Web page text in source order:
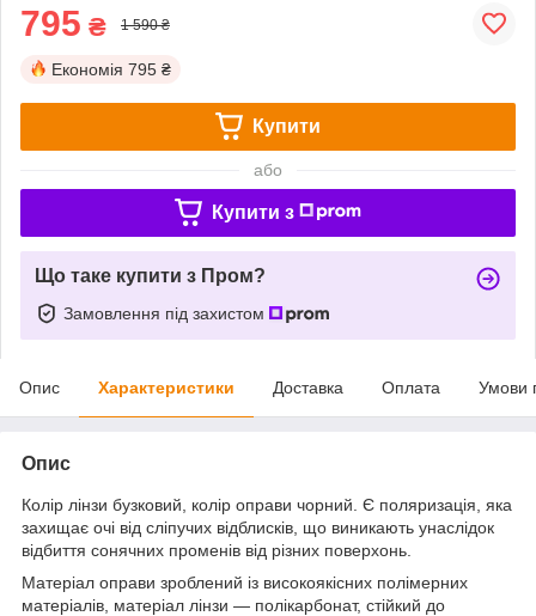
795 ₴ 1 590 ₴
Економія 795 ₴
Купити
або
Купити з
Що таке купити з Пром?
Замовлення під захистом
Опис Характеристики Доставка Оплата Умови
Опис
Колір лінзи бузковий, колір оправи чорний. Є поляризація, яка
захищає очі від сліпучих відблисків, що виникають унаслідок
відбиття сонячних променів від різних поверхонь.
Матеріал оправи зроблений із високоякісних полімерних
матеріалів, матеріал лінзи — полікарбонат, стійкий до